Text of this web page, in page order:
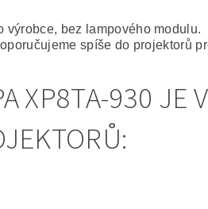
výrobce, bez lampového modulu.
spíše do projektorů
XP8TA-930 JE